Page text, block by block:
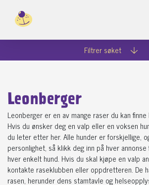
Filtrer søket
Leonberger
Leonberger er en av mange raser du kan
Hvis du ønsker deg en valp eller en voksen
du leter etter her. Alle hunder er forskjellige,
personlighet, så klikk deg inn på hver
hver enkelt hund. Hvis du skal kjøpe en valp
kontakte raseklubben eller oppdretteren. De
rasen, herunder dens stamtavle og